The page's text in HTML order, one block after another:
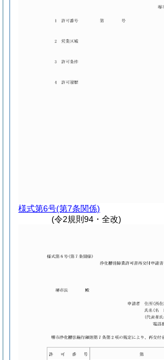
様式第6号(第7条関係)
(令2規則94・全改)